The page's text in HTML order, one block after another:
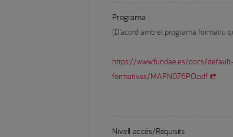
Programa
(D’acord amb el programa formatiu
https://www.fundae.es/docs/
formativas/MAPN076PO.pdf
Nivell accés/Requisits